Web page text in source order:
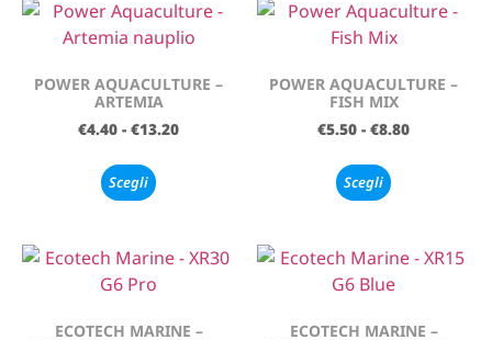
POWER AQUACULTURE –
ARTEMIA
€4.40 - €13.20
Scegli
POWER AQUACULTURE –
FISH MIX
€5.50 - €8.80
Scegli
ECOTECH MARINE –
ECOTECH MARINE –